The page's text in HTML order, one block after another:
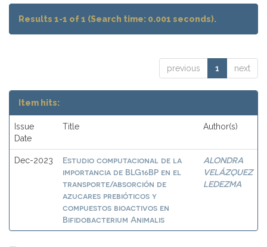
Results 1-1 of 1 (Search time: 0.001 seconds).
previous 1 next
Item hits:
Issue
Date
Title Author(s)
Dec-2023
Estudio computacional de la
importancia de BLG16BP en el
transporte/absorción de
azucares prebióticos y
compuestos bioactivos en
Bifidobacterium Animalis
ALONDRA
VELÁZQUEZ
LEDEZMA